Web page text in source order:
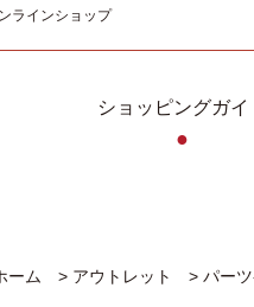
ラインショップ
ショッピングガイ
●
ーム > アウトレット > パー